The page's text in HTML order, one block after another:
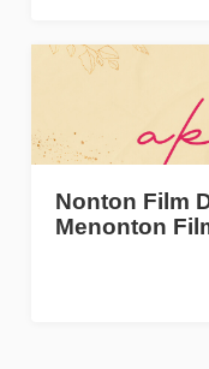
Nonton Film
Menonton